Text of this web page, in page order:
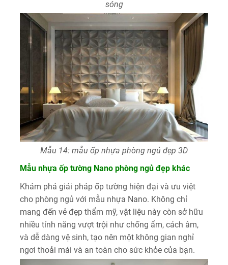
sóng
Mẫu 14: mẫu ốp nhựa phòng ngủ đẹp 3D
Mẫu nhựa ốp tường Nano phòng ngủ đẹp khác
Khám phá giải pháp ốp tường hiện đại và ưu việt
cho phòng ngủ với mẫu nhựa Nano. Không chỉ
mang đến vẻ đẹp thẩm mỹ, vật liệu này còn sở hữu
nhiều tính năng vượt trội như chống ẩm, cách âm,
và dễ dàng vệ sinh, tạo nên một không gian nghỉ
ngơi thoải mái và an toàn cho sức khỏe của bạn.